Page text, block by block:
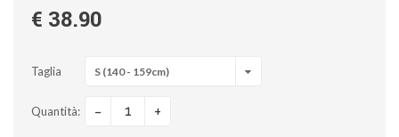
€ 38.90
Taglia S (140 - 159cm)
Quantità: - +